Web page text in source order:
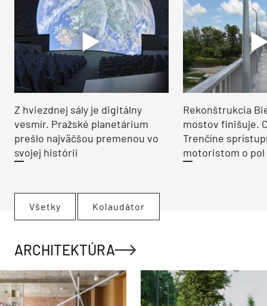
Z hviezdnej sály je digitálny
vesmír. Pražské planetárium
prešlo najväčšou premenou vo
svojej histórii
Rekonštrukcia
mostov finišuje.
Trenčíne
motoristom o pol
Všetky Kolaudátor
ARCHITEKTÚRA